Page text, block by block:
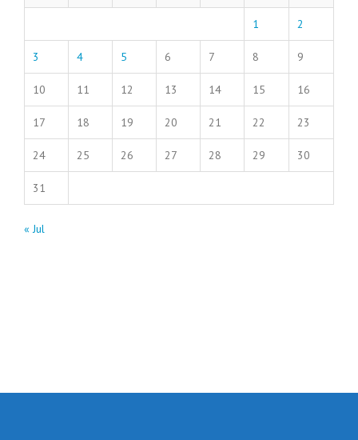
1 2
3 4 5 6 7 8 9
10 11 12 13 14 15 16
17 18 19 20 21 22 23
24 25 26 27 28 29 30
31
« Jul